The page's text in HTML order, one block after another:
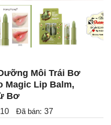
Môi Trái Bơ
Magic Lip Balm,
Bơ
10 Đã bán: 37